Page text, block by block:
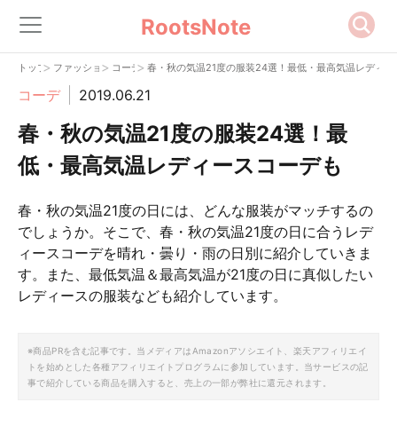
RootsNote
トップ> ファッション
> コーデ> 春・秋の気温21度の服装24選！最低・最高気温レディー
コーデ 2019.06.21
春・秋の気温21度の服装24選！最
低・最高気温レディースコーデも
春・秋の気温21度の日には、どんな服装がマッチするの
でしょうか。そこで、春・秋の気温21度の日に合うレデ
ィースコーデを晴れ・曇り・雨の日別に紹介していきま
す。また、最低気温＆最高気温が21度の日に真似したい
レディースの服装なども紹介しています。
※商品PRを含む記事です。当メディアはAmazonアソシエイト、楽天アフィリエイ
トを始めとした各種アフィリエイトプログラムに参加しています。当サービスの記
事で紹介している商品を購入すると、売上の一部が弊社に還元されます。